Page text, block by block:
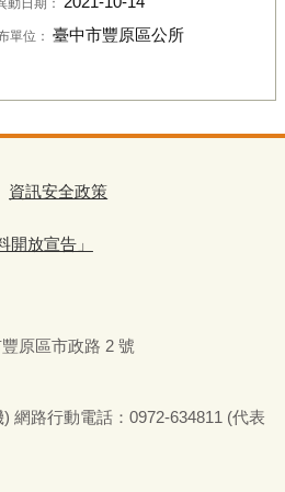
單位： 臺中市豐原區公所
資訊安全政策
開放宣告」
原區市政路 2 號
) 網路行動電話： 0972-634811 (代表